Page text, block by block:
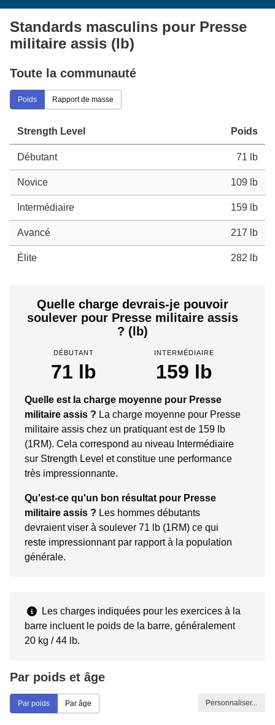
Standards masculins pour Presse
militaire assis (lb)
Toute la communauté
Poids Rapport de masse
Strength Level Poids
Débutant 71 lb
Novice 109 lb
Intermédiaire 159 lb
Avancé 217 lb
Élite 282 lb
Quelle charge devrais-je pouvoir
soulever pour Presse militaire assis
? (lb)
DÉBUTANT
71 lb
INTERMÉDIAIRE
159 lb
Quelle est la charge moyenne pour Presse
militaire assis ? La charge moyenne pour Presse
militaire assis chez un pratiquant est de 159 lb
(1RM). Cela correspond au niveau Intermédiaire
sur Strength Level et constitue une performance
très impressionnante.
Qu'est-ce qu'un bon résultat pour Presse
militaire assis ? Les hommes débutants
devraient viser à soulever 71 lb (1RM) ce qui
reste impressionnant par rapport à la population
générale.
Les charges indiquées pour les exercices à la
barre incluent le poids de la barre, généralement
20 kg / 44 lb.
Par poids et âge
Par poids Par âge Personnaliser...